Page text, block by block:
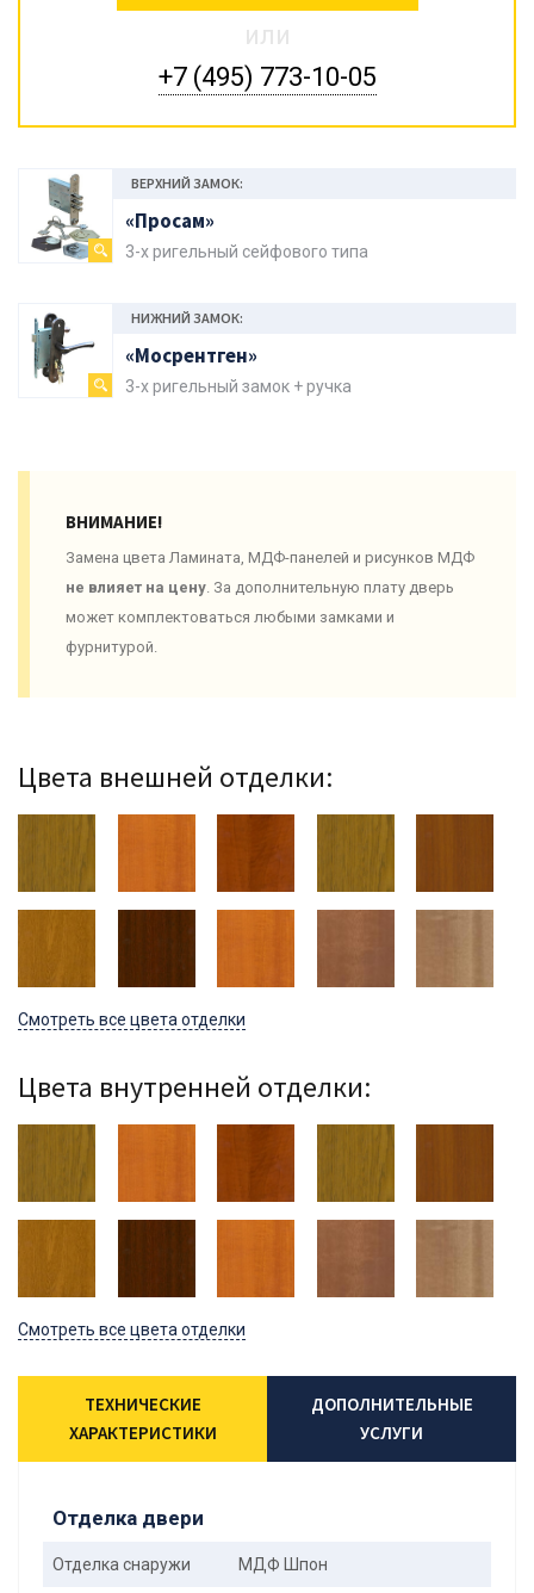
или
+7 (495) 773-10-05
ВЕРХНИЙ ЗАМОК:
«Просам»
3-х ригельный сейфового типа
НИЖНИЙ ЗАМОК:
«Мосрентген»
3-х ригельный замок + ручка
ВНИМАНИЕ!
Замена цвета Ламината, МДФ-панелей и рисунков МДФ
не влияет на цену. За дополнительную плату дверь
может комплектоваться любыми замками и
фурнитурой.
Цвета внешней отделки:
Смотреть все цвета отделки
Цвета внутренней отделки:
Смотреть все цвета отделки
ТЕХНИЧЕСКИЕ
ХАРАКТЕРИСТИКИ
ДОПОЛНИТЕЛЬНЫЕ
УСЛУГИ
Отделка двери
Отделка снаружи МДФ Шпон